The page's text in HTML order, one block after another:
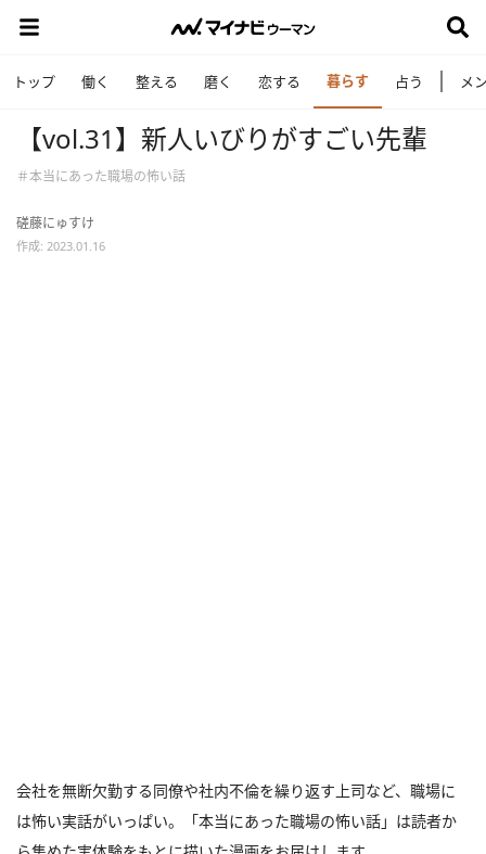
トップ 働く 整える 磨く 恋する 暮らす 占う メ
【vol.31】新人いびりがすごい先輩
＃本当にあった職場の怖い話
磋藤にゅすけ
作成: 2023.01.16
会社を無断欠勤する同僚や社内不倫を繰り返す上司など、職場に
は怖い実話がいっぱい。「本当にあった職場の怖い話」は読者か